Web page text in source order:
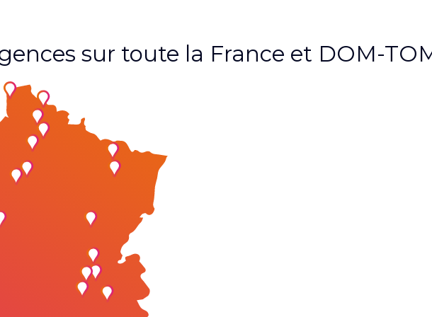
sur toute la France et DOM-